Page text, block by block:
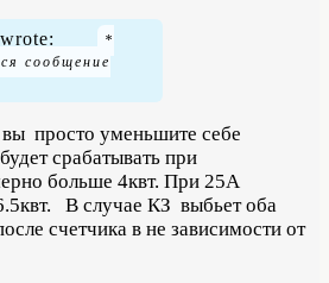
просто уменьшите себе
срабатывать при
больше 4квт. При 25А
В случае КЗ выбьет оба
счетчика в не зависимости от